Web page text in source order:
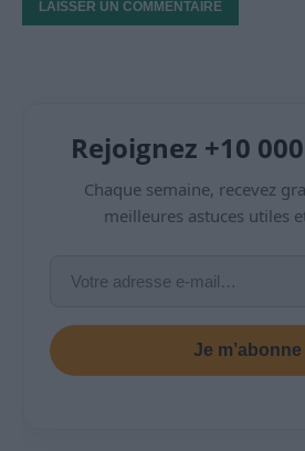
Rejoignez +10
Chaque semaine, recevez
meilleures astuces utiles
Je m’abonne